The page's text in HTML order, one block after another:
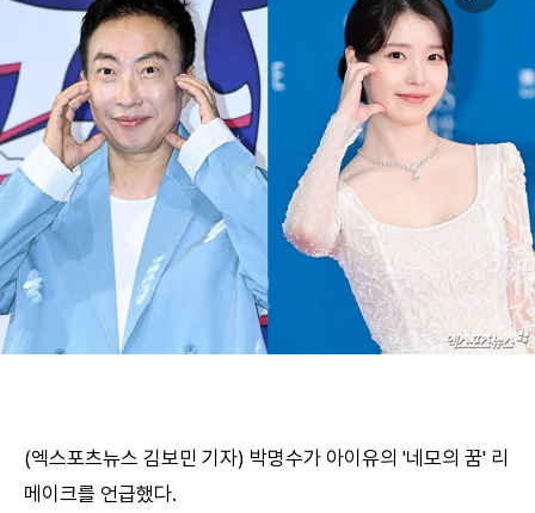
(엑스포츠뉴스 김보민 기자) 박명수가 아이유의 '네모의 꿈' 리
메이크를 언급했다.